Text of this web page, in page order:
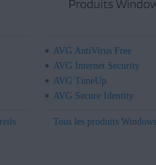
Produits
AVG AntiVirus Free
AVG Internet Security
AVG TuneUp
AVG Secure Identity
Tous les produits Windows